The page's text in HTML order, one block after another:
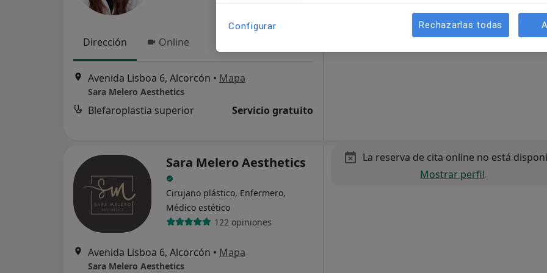
Dirección Online
Avenida Lisboa 6, Alcorcón • Mapa
Sara Melero Aesthetics
Blefaroplastia superior Servicio gratuito
Sara Melero Aesthetics
Cirujano plástico, Enfermero,
Médico estético
122 opiniones
Avenida Lisboa 6, Alcorcón • Mapa
Sara Melero Aesthetics
La reserva de cita online no está
Mostrar perfil
Configurar Rechazarlas todas